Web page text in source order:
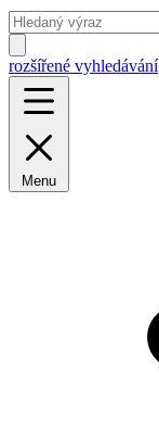
rozšířené vyhledávání
Menu